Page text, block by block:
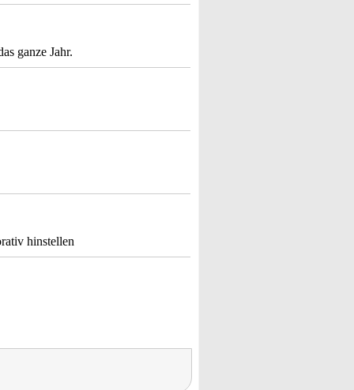
ganze Jahr.
hinstellen